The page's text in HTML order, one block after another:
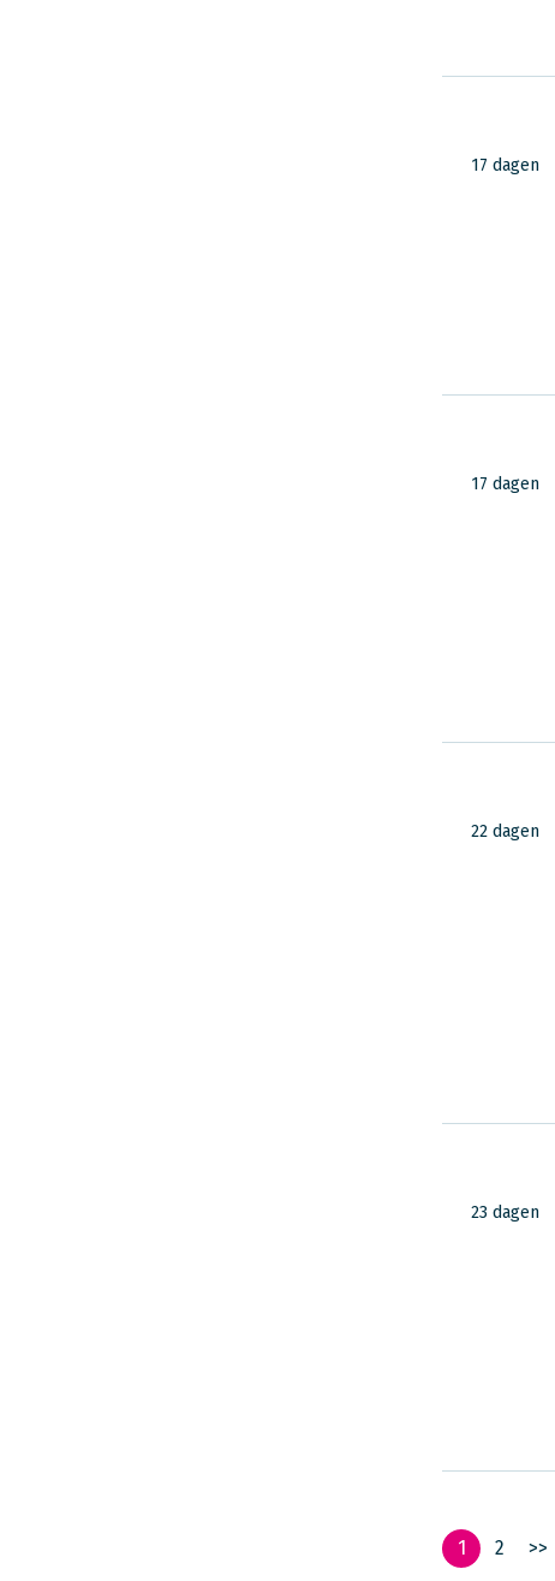
17 dagen
17 dagen
22 dagen
23 dagen
1 2 >>